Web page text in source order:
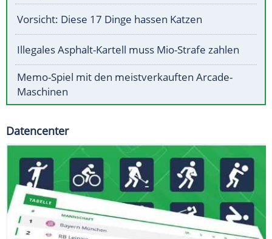
Vorsicht: Diese 17 Dinge hassen Katzen
Illegales Asphalt-Kartell muss Mio-Strafe zahlen
Memo-Spiel mit den meistverkauften Arcade-
Maschinen
Datencenter